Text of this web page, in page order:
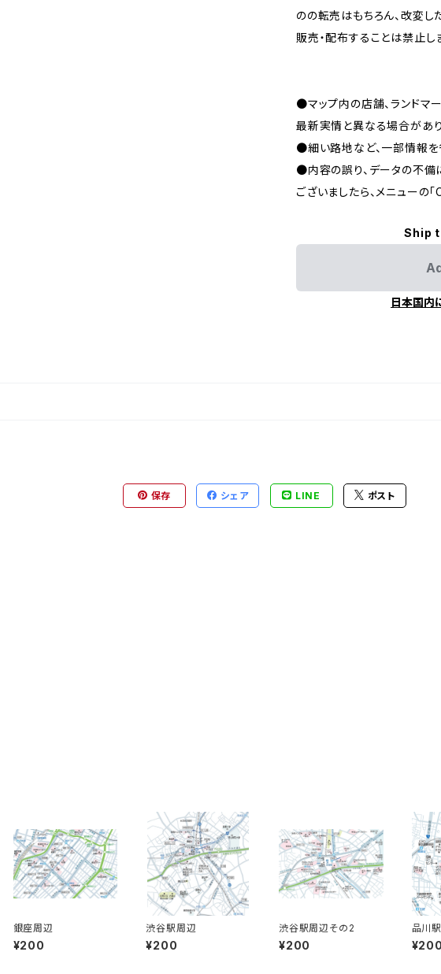
のの転売はもちろん、改変
販売・配布することは禁止し
●マップ内の店舗、ランドマ
最新実情と異なる場合があり
●細い路地など、一部情報を
●内容の誤り、データの不備
ございましたら、メニューの
Ship
日本国内
保存 シェア LINE ポスト
銀座周辺
¥200
渋谷駅周辺
¥200
渋谷駅周辺その2
¥200
品川